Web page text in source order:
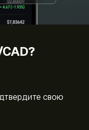
свою